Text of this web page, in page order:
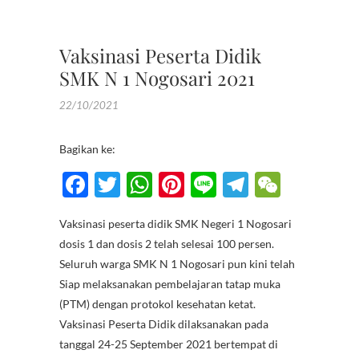
Vaksinasi Peserta Didik
SMK N 1 Nogosari 2021
22/10/2021
Bagikan ke:
F
e
b
o
o
k
T
itt
er
W
at
s
A
p
p
Pi
er
es
t
Li
e
T
e
gr
a
m
C
h
Vaksinasi peserta didik SMK Negeri 1 Nogosari
dosis 1 dan dosis 2 telah selesai 100 persen.
Seluruh warga SMK N 1 Nogosari pun kini telah
Siap melaksanakan pembelajaran tatap muka
(PTM) dengan protokol kesehatan ketat.
Vaksinasi Peserta Didik dilaksanakan pada
tanggal 24-25 September 2021 bertempat di